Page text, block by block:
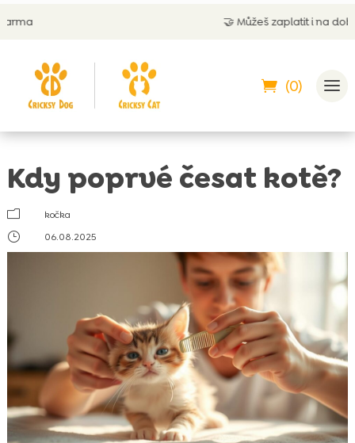
Můžeš zaplatit i na dobírku
(0)
Kdy poprvé česat kotě?
m
kočka
}
06.08.2025